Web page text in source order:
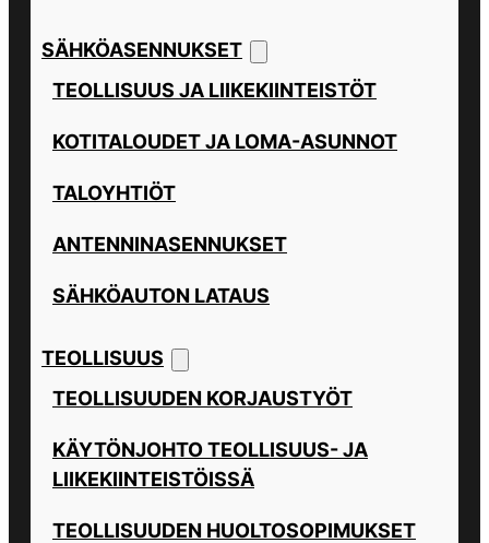
SÄHKÖASENNUKSET
TEOLLISUUS JA LIIKEKIINTEISTÖT
KOTITALOUDET JA LOMA-ASUNNOT
TALOYHTIÖT
ANTENNINASENNUKSET
SÄHKÖAUTON LATAUS
TEOLLISUUS
TEOLLISUUDEN KORJAUSTYÖT
KÄYTÖNJOHTO TEOLLISUUS- JA
LIIKEKIINTEISTÖISSÄ
TEOLLISUUDEN HUOLTOSOPIMUKSET